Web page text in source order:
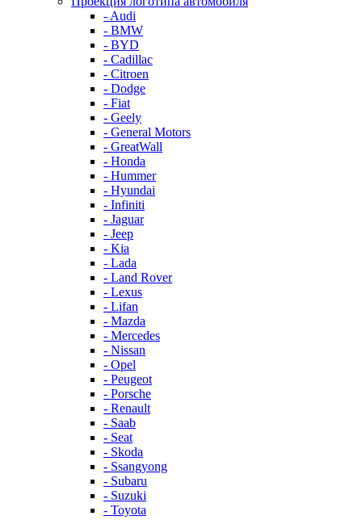
- Audi
- BMW
- BYD
- Cadillac
- Citroen
- Dodge
- Fiat
- Geely
- General Motors
- GreatWall
- Honda
- Hummer
- Hyundai
- Infiniti
- Jaguar
- Jeep
- Kia
- Lada
- Land Rover
- Lexus
- Lifan
- Mazda
- Mercedes
- Nissan
- Opel
- Peugeot
- Porsche
- Renault
- Saab
- Seat
- Skoda
- Ssangyong
- Subaru
- Suzuki
- Toyota